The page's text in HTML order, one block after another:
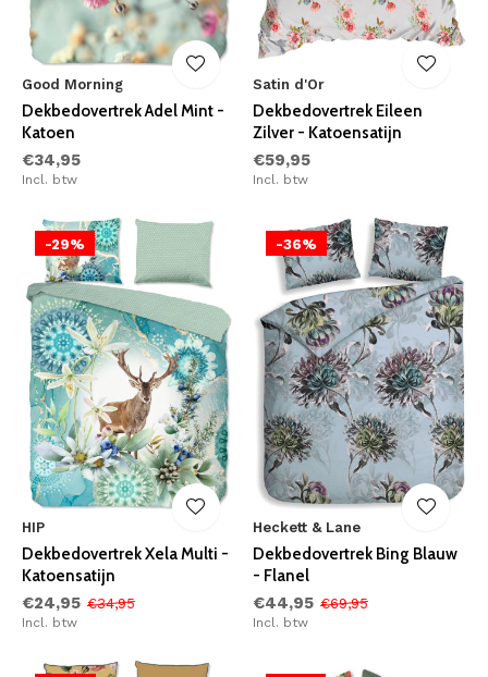
Good Morning
Dekbedovertrek Adel Mint -
Katoen
€34,95
Incl. btw
Satin d'Or
Dekbedovertrek Eileen
Zilver - Katoensatijn
€59,95
Incl. btw
-29%
HIP
Dekbedovertrek Xela Multi -
Katoensatijn
€24,95 €34,95
Incl. btw
-36%
Heckett & Lane
Dekbedovertrek Bing Blauw
- Flanel
€44,95 €69,95
Incl. btw